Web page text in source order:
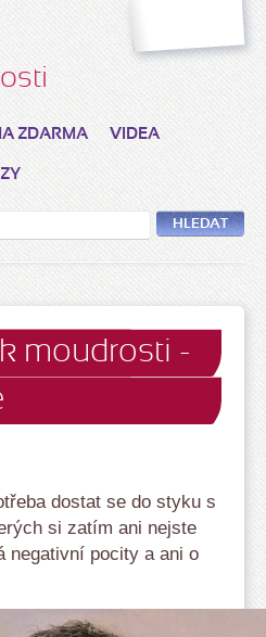
ZDARMA VIDEA
HLEDAT
moudrosti -
dostat se do styku s
si zatím ani nejste
negativní pocity a ani o